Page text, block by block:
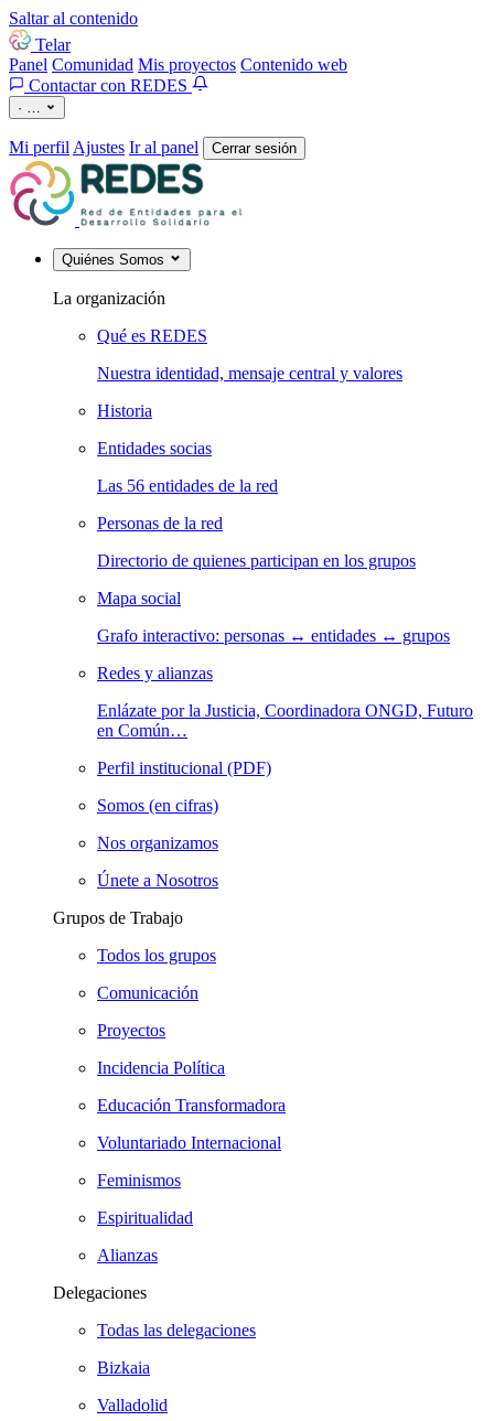
Saltar al contenido
Telar
Panel Comunidad Mis proyectos Contenido web
Contactar con REDES
· …
Mi perfil Ajustes Ir al panel Cerrar sesión
Quiénes Somos
La organización
Qué es REDES
Nuestra identidad, mensaje central y valores
Historia
Entidades socias
Las 56 entidades de la red
Personas de la red
Directorio de quienes participan en los grupos
Mapa social
Grafo interactivo: personas ↔ entidades ↔ grupos
Redes y alianzas
Enlázate por la Justicia, Coordinadora ONGD, Futuro
en Común…
Perfil institucional (PDF)
Somos (en cifras)
Nos organizamos
Únete a Nosotros
Grupos de Trabajo
Todos los grupos
Comunicación
Proyectos
Incidencia Política
Educación Transformadora
Voluntariado Internacional
Feminismos
Espiritualidad
Alianzas
Delegaciones
Todas las delegaciones
Bizkaia
Valladolid